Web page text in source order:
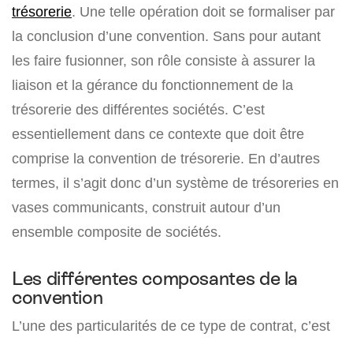
trésorerie. Une telle opération doit se formaliser par
la conclusion d’une convention. Sans pour autant
les faire fusionner, son rôle consiste à assurer la
liaison et la gérance du fonctionnement de la
trésorerie des différentes sociétés. C’est
essentiellement dans ce contexte que doit être
comprise la convention de trésorerie. En d’autres
termes, il s’agit donc d’un système de trésoreries en
vases communicants, construit autour d’un
ensemble composite de sociétés.
Les différentes composantes de la
convention
L’une des particularités de ce type de contrat, c’est